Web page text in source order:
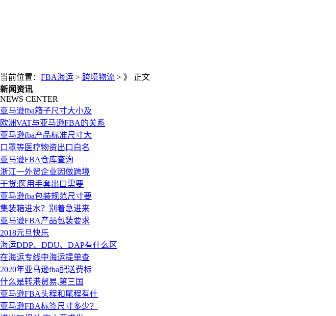
当前位置： FBA海运 > 跨境物流 > 》 正文
新闻资讯
NEWS CENTER
亚马逊fba箱子尺寸大小及
欧洲VAT与亚马逊FBA的关系
亚马逊fba产品标准尺寸大
口罩等医疗物资出口白名
亚马逊FBA仓库查询
浙江一外贸企业因做跨境
干货:医用手套出口需要
亚马逊fba包装规范尺寸要
集装箱进水？别着急进来
亚马逊FBA产品包装要求
2018元旦快乐
海运DDP、DDU、DAP有什么区
在海运专线中海运提单查
2020年亚马逊fba配送费标
什么是转港贸易,第三国
亚马逊FBA头程和尾程有什
亚马逊FBA标签尺寸多少？